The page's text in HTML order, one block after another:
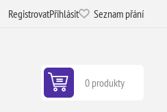
RegistrovatPřihlásit Seznam přání
0 produkty